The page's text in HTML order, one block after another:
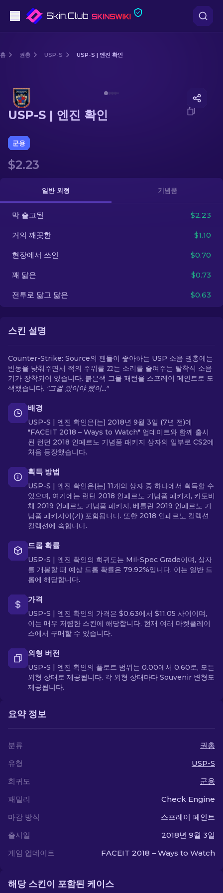
저격소총
장갑
케이스
기타
홈 권총 USP-S USP-S | 엔진 확인
USP-S | 엔진 확인
군용
$2.23
일반 외형 기념품
막 출고된 $2.23
거의 깨끗한 $1.10
현장에서 쓰인 $0.70
꽤 닳은 $0.73
전투로 닳고 닳은 $0.63
스킨 설명
Counter-Strike: Source의 팬들이 좋아하는 USP 소음 권총에는
반동을 낮춰주면서 적의 주위를 끄는 소리를 줄여주는 탈착식 소음
기가 장착되어 있습니다. 붉은색 그물 패턴을 스프레이 페인트로 도
색했습니다. "그걸 봤어야 했어..."
배경
USP-S | 엔진 확인은(는) 2018년 9월 3일 (7년 전)에
"FACEIT 2018 – Ways to Watch" 업데이트와 함께 출시
된 런던 2018 인페르노 기념품 패키지 상자의 일부로 CS2에
처음 등장했습니다.
획득 방법
USP-S | 엔진 확인은(는) 11개의 상자 중 하나에서 획득할 수
있으며, 여기에는 런던 2018 인페르노 기념품 패키지, 카토비
체 2019 인페르노 기념품 패키지, 베를린 2019 인페르노 기
념품 패키지이(가) 포함됩니다. 또한 2018 인페르노 컬렉션
컬렉션에 속합니다.
드롭 확률
USP-S | 엔진 확인의 희귀도는 Mil-Spec Grade이며, 상자
를 개봉할 때 예상 드롭 확률은 79.92%입니다. 이는 일반 드
롭에 해당합니다.
가격
USP-S | 엔진 확인의 가격은 $0.63에서 $11.05 사이이며,
이는 매우 저렴한 스킨에 해당합니다. 현재 여러 마켓플레이
스에서 구매할 수 있습니다.
외형 버전
USP-S | 엔진 확인의 플로트 범위는 0.00에서 0.60로, 모든
외형 상태로 제공됩니다. 각 외형 상태마다 Souvenir 변형도
제공됩니다.
요약 정보
분류
권총
유형
USP-S
희귀도
군용
패밀리
Check Engine
마감 방식
스프레이 페인트
출시일
2018년 9월 3일
게임 업데이트
FACEIT 2018 – Ways to Watch
해당 스킨이 포함된 케이스